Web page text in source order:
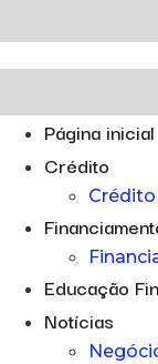
para
o
Página inicial
Crédito
Educação
Notícias